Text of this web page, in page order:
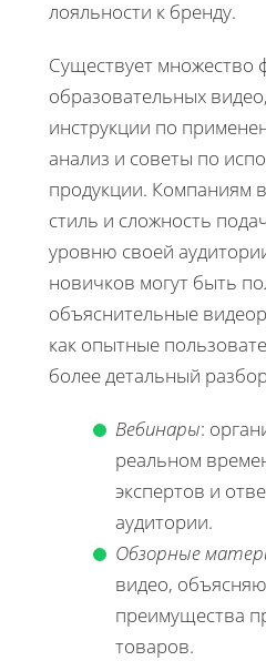
лояльности к бренду.
Существует множество
образовательных
инструкции по
анализ и советы по
продукции. Компаниям
стиль и сложность
уровню своей
новичков могут быть
объяснительные
как опытные
более детальный
Вебинары:
реальном
экспертов и
аудитории.
Обзорные
видео,
преимущества
товаров.